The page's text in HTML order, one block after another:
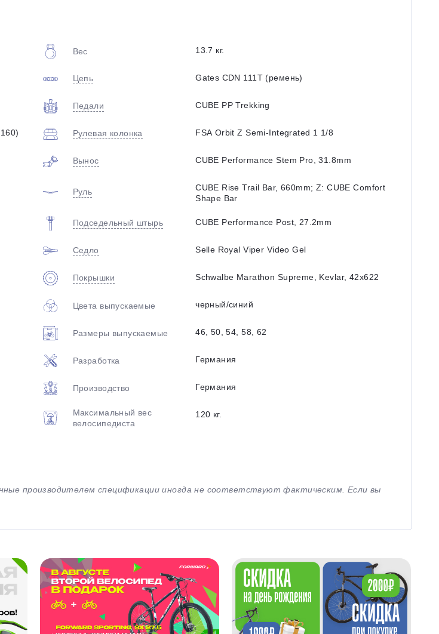
Вес 13.7 кг.
Цепь Gates CDN 111T (ремень)
Педали CUBE PP Trekking
Рулевая колонка FSA Orbit Z Semi-Integrated 1 1/8
Вынос CUBE Performance Stem Pro, 31.8mm
Руль
CUBE Rise Trail Bar, 660mm; Z: CUBE Comfort
Shape Bar
Подседельный штырь CUBE Performance Post, 27.2mm
Седло Selle Royal Viper Video Gel
Покрышки Schwalbe Marathon Supreme, Kevlar, 42x622
Цвета выпускаемые черный/синий
Размеры выпускаемые 46, 50, 54, 58, 62
Разработка Германия
Производство Германия
Максимальный вес
велосипедиста
120 кг.
производителем спецификации иногда не соответствуют фактическим. Если вы
раз в 2 недели